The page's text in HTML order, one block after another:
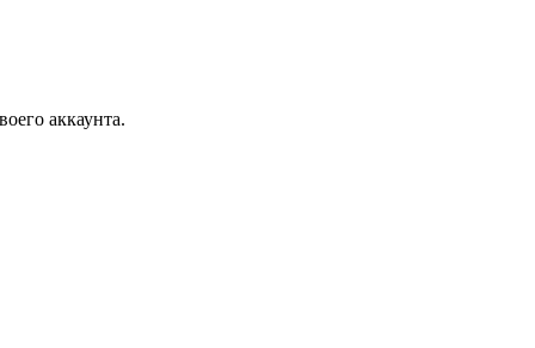
аккаунта.